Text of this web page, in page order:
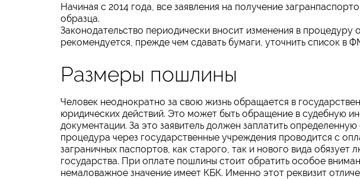
Начиная с 2014 года, все заявления на получение
образца.
Законодательство периодически вносит изменения в
рекомендуется, прежде чем сдавать бумаги, уточнить список в
Размеры пошлины
Человек неоднократно за свою жизнь обращается в
юридических действий. Это может быть обращение в судебную
документации. За это заявитель должен заплатить
процедура через государственные учреждения проводится с
заграничных паспортов, как старого, так и нового вида обязует
государства. При оплате пошлины стоит обратить особое
немаловажное значение имеет КБК. Именно этот реквизит